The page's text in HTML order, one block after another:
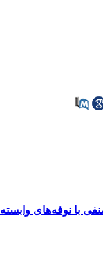
با نوفه‌های وابسته